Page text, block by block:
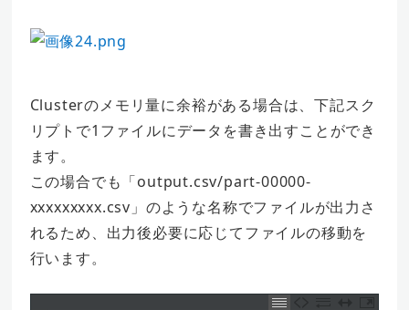
Clusterのメモリ量に余裕がある場合は、下記スク
リプトで1ファイルにデータを書き出すことができ
ます。
この場合でも「output.csv/part-00000-
xxxxxxxxx.csv」のような名称でファイルが出力さ
れるため、出力後必要に応じてファイルの移動を
行います。